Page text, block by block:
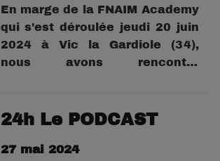
En marge de la FNAIM Academy
qui s'est déroulée jeudi 20 juin
2024 à Vic la Gardiole (34),
nous avons rencontré
FNAIM.L'occasion d'évoquer les
grands enjeux du secteur de
24h Le PODCAST
27 mai 2024